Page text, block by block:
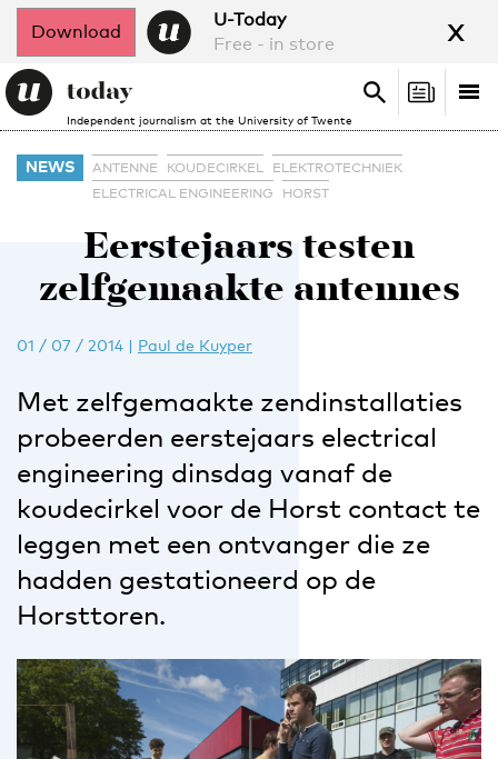
Download
U-Today
Free - in store
x
Independent journalism at the University of Twente
Search
Search
NEWS ANTENNE KOUDECIRKEL
ELEKTROTECHNIEK
ELECTRICAL ENGINEERING
HORST
Eerstejaars testen
zelfgemaakte antennes
01 / 07 / 2014 | Paul de Kuyper
Met zelfgemaakte zendinstallaties
probeerden eerstejaars electrical
engineering dinsdag vanaf de
koudecirkel voor de Horst contact te
leggen met een ontvanger die ze
hadden gestationeerd op de
Horsttoren.